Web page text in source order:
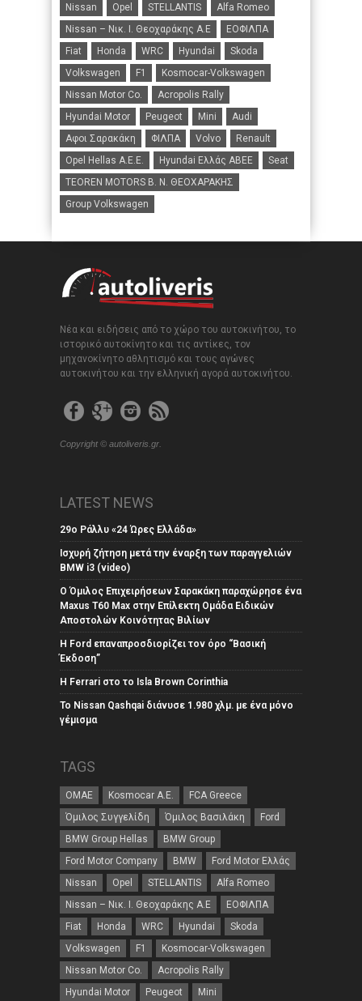
Nissan
Opel STELLANTIS
Alfa Romeo
Nissan – Νικ. Ι. Θεοχαράκης Α.Ε
ΕΟΦΙΛΠΑ
Fiat
Honda WRC Hyundai
Skoda
Volkswagen
F1
Kosmocar-Volkswagen
Nissan Motor Co.
Acropolis Rally
Hyundai Motor
Peugeot Mini
Audi
Αφοι Σαρακάκη
ΦΙΛΠΑ Volvo
Renault
Opel Hellas A.E.E.
Hyundai Ελλάς ΑΒΕΕ
Seat
TEOREN MOTORS B. N. ΘΕΟΧΑΡΑΚΗΣ
Group Volkswagen
Νέα και ειδήσεις από το χώρο του αυτοκινήτου, το
ιστορικό αυτοκίνητο και τις αντίκες, τον
μηχανοκίνητο αθλητισμό και τους αγώνες
αυτοκινήτου και την ελληνική αγορά αυτοκινήτου.
Copyright © autoliveris.gr.
LATEST NEWS
29ο Ράλλυ «24 Ώρες Ελλάδα»
Ισχυρή ζήτηση μετά την έναρξη των παραγγελιών
BMW i3 (video)
Ο Όμιλος Επιχειρήσεων Σαρακάκη παραχώρησε ένα
Maxus T60 Max στην Επίλεκτη Ομάδα Ειδικών
Αποστολών Κοινότητας Βιλίων
Η Ford επαναπροσδιορίζει τον όρο “Βασική
Έκδοση”
Η Ferrari στο το Isla Brown Corinthia
Το Nissan Qashqai διάνυσε 1.980 χλμ. με ένα μόνο
γέμισμα
TAGS
ΟΜΑΕ Kosmocar Α.Ε.
FCA Greece
Όμιλος Συγγελίδη
Όμιλος Βασιλάκη
Ford
BMW Group Hellas
BMW Group
Ford Motor Company
BMW
Ford Motor Ελλάς
Nissan
Opel STELLANTIS
Alfa Romeo
Nissan – Νικ. Ι. Θεοχαράκης Α.Ε
ΕΟΦΙΛΠΑ
Fiat
Honda WRC Hyundai
Skoda
Volkswagen
F1
Kosmocar-Volkswagen
Nissan Motor Co.
Acropolis Rally
Hyundai Motor
Peugeot Mini